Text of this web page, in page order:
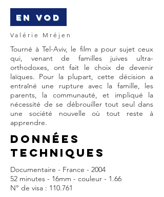
EN VOD
Valérie Mréjen
Tourné à Tel-Aviv, le film a pour sujet ceux
qui, venant de familles juives ultra-
orthodoxes, ont fait le choix de devenir
laïques. Pour la plupart, cette décision a
entraîné une rupture avec la famille, les
parents, la communauté, et impliqué la
nécessité de se débrouiller tout seul dans
une société nouvelle où tout reste à
apprendre.
DONNÉES
TECHNIQUES
Documentaire - France - 2004
52 minutes - 16mm - couleur - 1.66
N° de visa : 110.761